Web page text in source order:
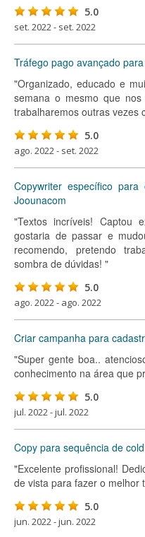
5.0
set. 2022 - set. 2022
Tráfego pago avançado
"Organizado, educado e
semana o mesmo que
trabalharemos outras vezes
5.0
ago. 2022 - set. 2022
Copywriter específico
Joounacom
"Textos incríveis! Captou
gostaria de passar e
recomendo, pretendo
sombra de dúvidas! "
5.0
ago. 2022 - ago. 2022
Criar campanha para
"Super gente boa..
conhecimento na área que
5.0
jul. 2022 - jul. 2022
Copy para sequência de
"Excelente profissional!
de vista para fazer o melhor
5.0
jun. 2022 - jun. 2022